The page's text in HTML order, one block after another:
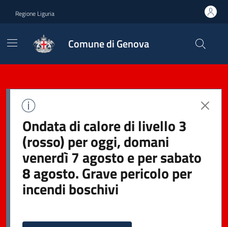
Regione Liguria
Comune di Genova
Ondata di calore di livello 3
(rosso) per oggi, domani
venerdì 7 agosto e per sabato
8 agosto. Grave pericolo per
incendi boschivi